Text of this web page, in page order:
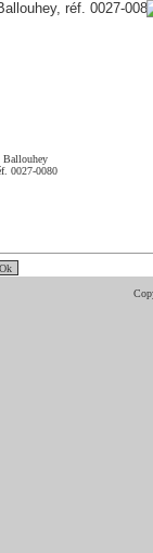
Ballouhey
0027-0080